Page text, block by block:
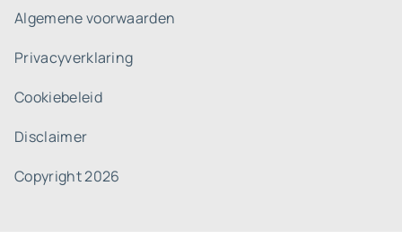
Algemene voorwaarden
Privacyverklaring
Cookiebeleid
Disclaimer
Copyright 2026